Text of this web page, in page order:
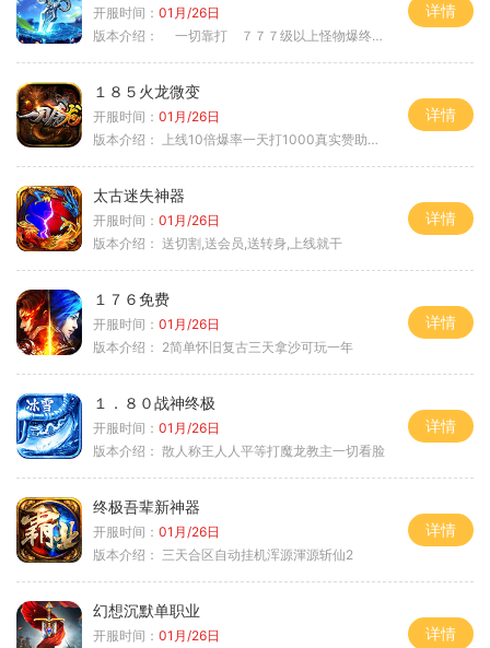
开服时间： 01月/26日
版本介绍：
一切靠打 ７７７级以上怪物爆终极
详情
１８５火龙微变
开服时间： 01月/26日
版本介绍：
上线10倍爆率一天打1000真实赞助一夜终
详情
太古迷失神器
开服时间： 01月/26日
版本介绍： 送切割,送会员,送转身,上线就干
详情
１７６免费
开服时间： 01月/26日
版本介绍： 2简单怀旧复古三天拿沙可玩一年
详情
１．８０战神终极
开服时间： 01月/26日
版本介绍： 散人称王人人平等打魔龙教主一切看脸
详情
终极吾辈新神器
开服时间： 01月/26日
版本介绍： 三天合区自动挂机浑源渾源斩仙2
详情
幻想沉默单职业
开服时间： 01月/26日
详情